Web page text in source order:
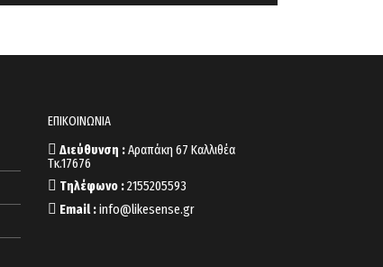
ΕΠΙΚΟΙΝΩΝΙΑ
Διεύθυνση :Αραπάκη 67 Καλλιθέα
Τκ.17676
Τηλέφωνο :2155205593
Email :info@likesense.gr